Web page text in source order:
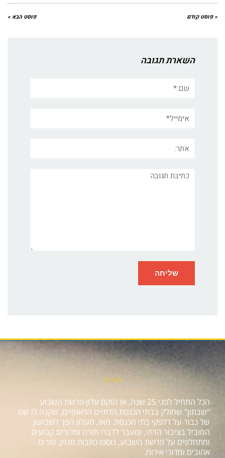
« פוסט קודם פוסט הבא »
השארת תגובה
תגובה
אודות
הכל התחיל לפני 25 שנה, אז הוקם עלון פרשת השבוע
"שבתון" שחולק בבתי הכנסת הדתיים הלאומיים, שקנה לו שם
של כבוד על דלפקי בתי הכנסת. מאז, העלון הפך לשבועון
המוביל בציבור הדתי, ומעבר לדברי תורה ומדורים קבועים
ומתחלפים על פרשת השבוע, נוספו כתבות מגזין, טורים
אהובים ומדורי אירוח.